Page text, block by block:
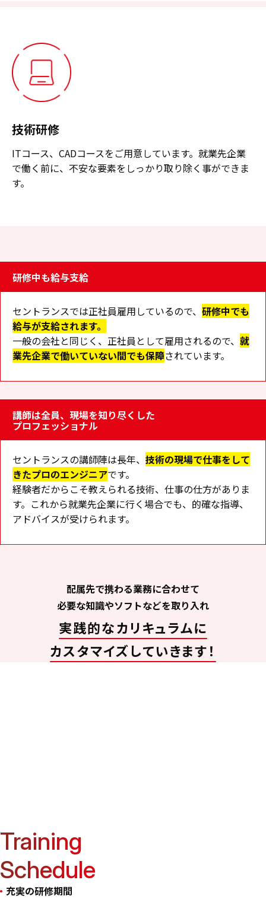
技術研修
ITコース、CADコースをご用意しています。就業先企業
で働く前に、不安な要素をしっかり取り除く事ができま
す。
研修中も給与支給
セントランスでは正社員雇用しているので、 研修中でも
給与が支給されます。
一般の会社と同じく、正社員として雇用されるので、 就
業先企業で働いていない間でも保障されています。
講師は全員、現場を知り尽くした
プロフェッショナル
セントランスの講師陣は長年、 技術の現場で仕事をして
きたプロのエンジニアです。
経験者だからこそ教えられる技術、仕事の仕方がありま
す。これから就業先企業に行く場合でも、的確な指導、
アドバイスが受けられます。
配属先で携わる業務に合わせて
必要な知識やソフトなどを取り入れ
実践的なカリキュラムに
カスタマイズしていきます！
充実の研修期間
Training
Schedule